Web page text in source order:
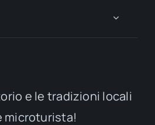
e le tradizioni locali
microturista!